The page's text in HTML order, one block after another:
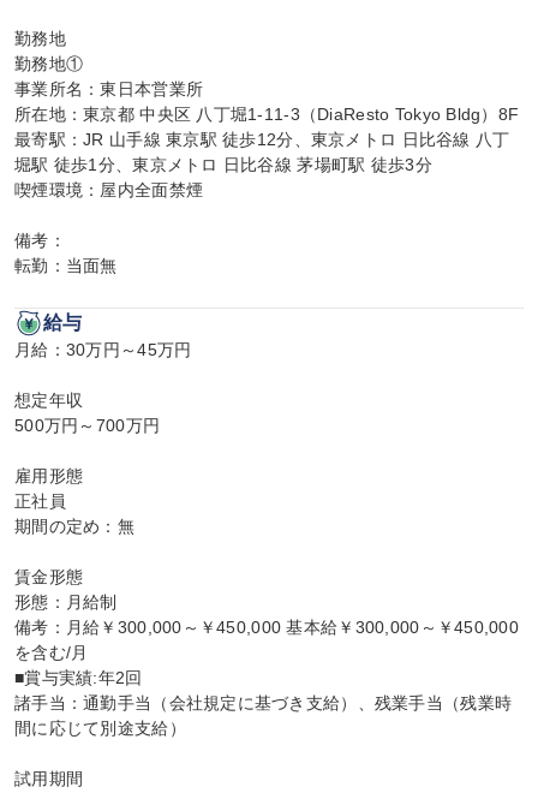
勤務地
勤務地①
事業所名：東日本営業所
所在地：東京都 中央区 八丁堀1-11-3（DiaResto Tokyo Bldg）8F
最寄駅：JR 山手線 東京駅 徒歩12分、東京メトロ 日比谷線 八丁
堀駅 徒歩1分、東京メトロ 日比谷線 茅場町駅 徒歩3分
喫煙環境：屋内全面禁煙
備考：
転勤：当面無
給与
月給：30万円～45万円
想定年収
500万円～700万円
雇用形態
正社員
期間の定め：無
賃金形態
形態：月給制
備考：月給￥300,000～￥450,000 基本給￥300,000～￥450,000
を含む/月
■賞与実績:年2回
諸手当：通勤手当（会社規定に基づき支給）、残業手当（残業時
間に応じて別途支給）
試用期間